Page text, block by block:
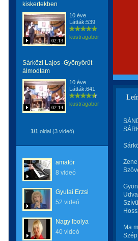
kiskertekben
02:13
10 éve
Látták:539
kustragabor
Sárközi Lajos -Gyönyörűt
álmodtam
02:14
10 éve
Látták:641
kustragabor
1/1 oldal (3 videó)
amatör
8 videó
Gyulai Erzsi
52 videó
Nagy Ibolya
40 videó
Ma